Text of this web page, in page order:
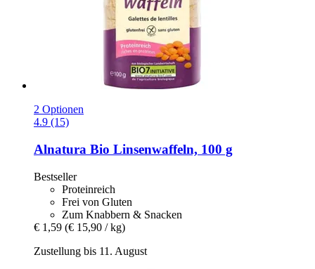
2 Optionen
4.9 (15)
Alnatura Bio Linsenwaffeln, 100 g
Bestseller
Proteinreich
Frei von Gluten
Zum Knabbern & Snacken
€ 1,59 (€ 15,90 / kg)
Zustellung bis 11. August